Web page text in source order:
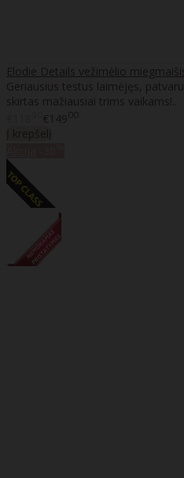
Elodie Details vežimėlio
Geriausius testus laimėjęs,
skirtas mažiausiai trims vaikams!..
€14900